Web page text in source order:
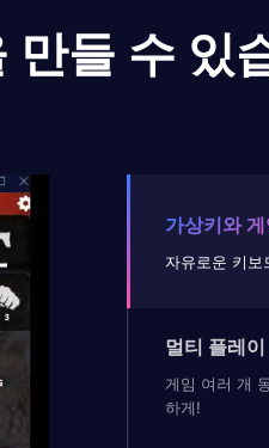
만들 수 있
가상키와
자유로운 키보
멀티 플레이
게임 여러 개
하게!